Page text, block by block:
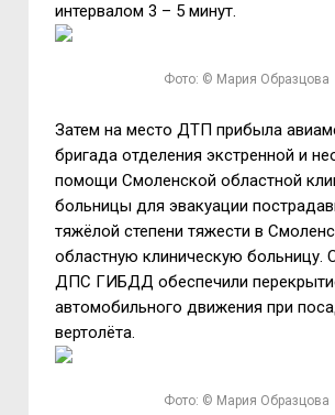
интервалом 3 – 5 минут.
Фото: © Мария Образцова
Затем на место ДТП прибыла
бригада отделения экстренной и
помощи Смоленской областной
больницы для эвакуации
тяжёлой степени тяжести в
областную клиническую больницу.
ДПС ГИБДД обеспечили
автомобильного движения при
вертолёта.
Фото: © Мария Образцова